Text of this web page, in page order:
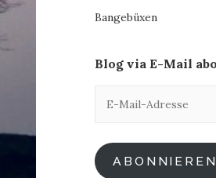
Bangebüxen
Blog via E-Mail
Mail-
ABONNIEREN